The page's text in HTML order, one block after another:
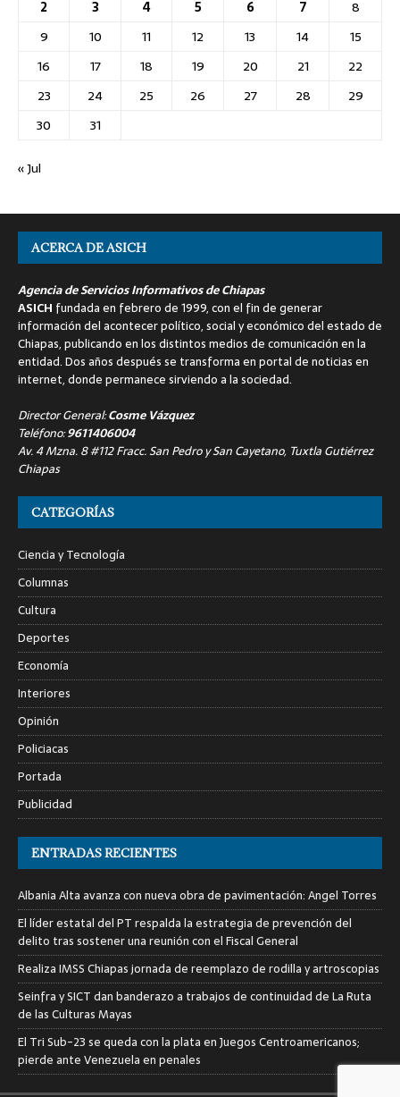
2
3 4 5 6 7
8
9
10 11 12 13 14
15
16
17 18 19 20 21
22
23
24 25 26 27 28
29
30
31
« Jul
ACERCA DE ASICH
Agencia de Servicios Informativos de Chiapas
ASICH fundada en febrero de 1999, con el fin de generar
información del acontecer político, social y económico del estado de
Chiapas, publicando en los distintos medios de comunicación en la
entidad. Dos años después se transforma en portal de noticias en
internet, donde permanece sirviendo a la sociedad.
Director General:Cosme Vázquez
Teléfono:9611406004
Av. 4 Mzna. 8 #112 Fracc. San Pedro y San Cayetano, Tuxtla Gutiérrez
Chiapas
CATEGORÍAS
Ciencia y Tecnología
Columnas
Cultura
Deportes
Economía
Interiores
Opinión
Policiacas
Portada
Publicidad
ENTRADAS RECIENTES
Albania Alta avanza con nueva obra de pavimentación: Angel Torres
El líder estatal del PT respalda la estrategia de prevención del
delito tras sostener una reunión con el Fiscal General
Realiza IMSS Chiapas jornada de reemplazo de rodilla y artroscopias
Seinfra y SICT dan banderazo a trabajos de continuidad de La Ruta
de las Culturas Mayas
El Tri Sub-23 se queda con la plata en Juegos Centroamericanos;
pierde ante Venezuela en penales